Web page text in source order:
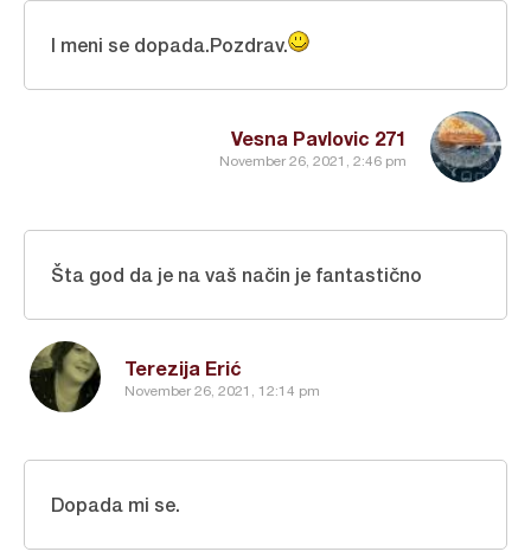
Vesna Pavlovic 271
November 26, 2021, 2:46 pm
I meni se dopada.Pozdrav.
Terezija Erić
November 26, 2021, 12:14 pm
Šta god da je na vaš način je fantastično
Dopada mi se.